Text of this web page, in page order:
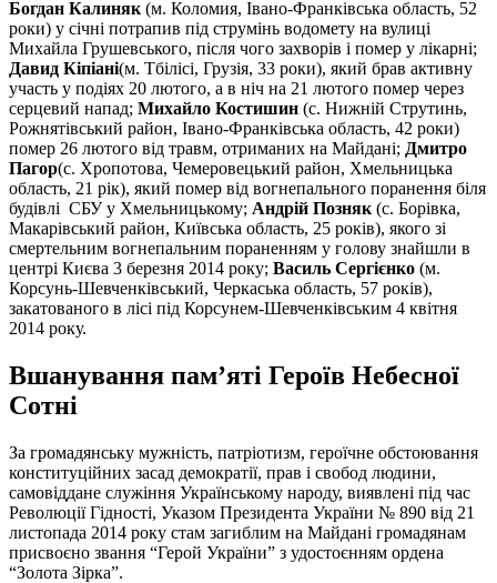
Богдан Калиняк (м. Коломия, Івано-Франківська область, 52
роки) у січні потрапив під струмінь водомету на вулиці
Михайла Грушевського, після чого захворів і помер у лікарні;
Давид Кіпіані(м. Тбілісі, Грузія, 33 роки), який брав активну
участь у подіях 20 лютого, а в ніч на 21 лютого помер через
серцевий напад; Михайло Костишин (с. Нижній Струтинь,
Рожнятівський район, Івано-Франківська область, 42 роки)
помер 26 лютого від травм, отриманих на Майдані; Дмитро
Пагор(с. Хропотова, Чемеровецький район, Хмельницька
область, 21 рік), який помер від вогнепального поранення біля
будівлі СБУ у Хмельницькому; Андрій Позняк (с. Борівка,
Макарівський район, Київська область, 25 років), якого зі
смертельним вогнепальним пораненням у голову знайшли в
центрі Києва 3 березня 2014 року; Василь Сергієнко (м.
Корсунь-Шевченківський, Черкаська область, 57 років),
закатованого в лісі під Корсунем-Шевченківським 4 квітня
2014 року.
Вшанування пам’яті Героїв Небесної
Сотні
За громадянську мужність, патріотизм, героїчне обстоювання
конституційних засад демократії, прав і свобод людини,
самовіддане служіння Українському народу, виявлені під час
Революції Гідності, Указом Президента України № 890 від 21
листопада 2014 року стам загиблим на Майдані громадянам
присвоєно звання “Герой України” з удостоєнням ордена
“Золота Зірка”.